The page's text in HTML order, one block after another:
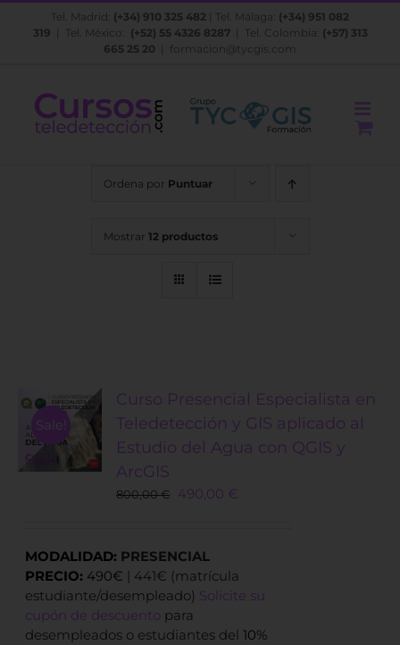
Saltar
Tel. Madrid: (+34) 910 325 482 | Tel. Málaga: (+34) 951 082
319 | Tel. México: (+52) 55 4326 8287| Tel. Colombia: (+57) 313
665 25 20
formacion@tycgis.com
Ordena por Puntuar
Mostrar 12 productos
Sale!
Curso Presencial Especialista en
Teledetección y GIS aplicado al
Estudio del Agua con QGIS y
ArcGIS
800,00€
Original
800,00 €.
490,00 €
MODALIDAD: PRESENCIAL
PRECIO: 490€ | 441€ (matrícula
estudiante/desempleado) Solicite su
cupón de descuento para
desempleados o estudiantes del 10%